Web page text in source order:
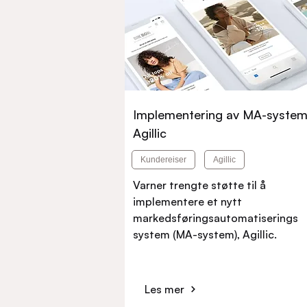
Implementering av MA-
Agillic
Kundereiser Agillic
Varner trengte støtte til å
implementere et nytt
markedsføringsautomatiserings
system (MA-system), Agillic.
Les mer